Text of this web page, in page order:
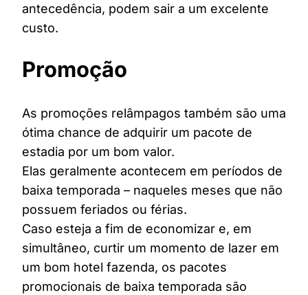
antecedência, podem sair a um excelente
custo.
Promoção
As promoções relâmpagos também são uma
ótima chance de adquirir um pacote de
estadia por um bom valor.
Elas geralmente acontecem em períodos de
baixa temporada – naqueles meses que não
possuem feriados ou férias.
Caso esteja a fim de economizar e, em
simultâneo, curtir um momento de lazer em
um bom hotel fazenda, os pacotes
promocionais de baixa temporada são